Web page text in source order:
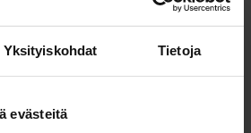
Yksityiskohdat Tietoja
evästeitä
Utbildning är teoriutbildning som
uppgifter och
omfattar 4 timmar